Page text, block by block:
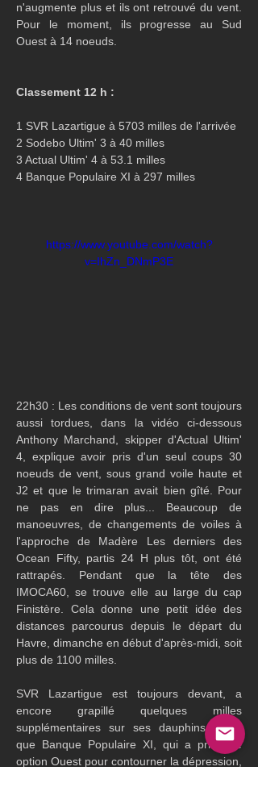
n'augmente plus et ils ont retrouvé du vent.
Pour le moment, ils progresse au Sud
Ouest à 14 noeuds.
Classement 12 h :
1 SVR Lazartigue à 5703 milles de l'arrivée
2 Sodebo Ultim' 3 à 40 milles
3 Actual Ultim' 4 à 53.1 milles
4 Banque Populaire XI à 297 milles
https://www.youtube.com/watch?
v=IhZn_DNmP3E
22h30 : Les conditions de vent sont toujours
aussi tordues, dans la vidéo ci-dessous
Anthony Marchand, skipper d'Actual Ultim'
4, explique avoir pris d'un seul coups 30
noeuds de vent, sous grand voile haute et
J2 et que le trimaran avait bien gîté. Pour
ne pas en dire plus... Beaucoup de
manoeuvres, de changements de voiles à
l'approche de Madère Les derniers des
Ocean Fifty, partis 24 H plus tôt, ont été
rattrapés. Pendant que la tête des
IMOCA60, se trouve elle au large du cap
Finistère. Cela donne une petit idée des
distances parcourus depuis le départ du
Havre, dimanche en début d'après-midi, soit
plus de 1100 milles.
SVR Lazartigue est toujours devant, a
encore grapillé quelques milles
supplémentaires sur ses dauphins, alors
que Banque Populaire XI, qui a pris une
option Ouest pour contourner la dépression,